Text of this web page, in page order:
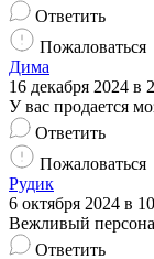
Ответить
Пожаловаться
Дима
16 декабря 2024 в
У вас продается
Ответить
Пожаловаться
Рудик
6 октября 2024 в
Вежливый
Ответить